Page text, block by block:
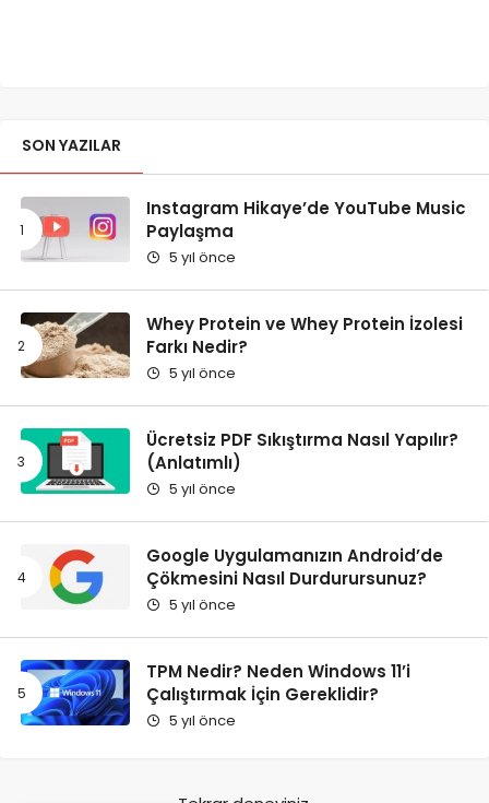
SON YAZILAR
Instagram Hikaye’de YouTube Music
Paylaşma
5 yıl önce
Whey Protein ve Whey Protein İzolesi
Farkı Nedir?
5 yıl önce
Ücretsiz PDF Sıkıştırma Nasıl Yapılır?
(Anlatımlı)
5 yıl önce
Google Uygulamanızın Android’de
Çökmesini Nasıl Durdurursunuz?
5 yıl önce
TPM Nedir? Neden Windows 11’i
Çalıştırmak İçin Gereklidir?
5 yıl önce